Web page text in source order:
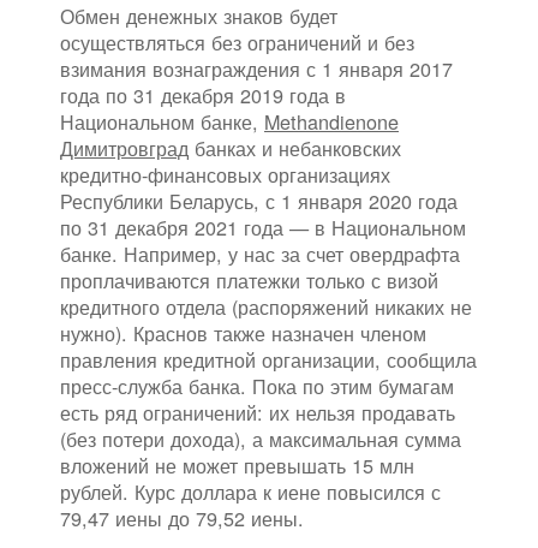
Обмен денежных знаков будет
осуществляться без ограничений и без
взимания вознаграждения с 1 января 2017
года по 31 декабря 2019 года в
Национальном банке, Methandienone
Димитровград банках и небанковских
кредитно-финансовых организациях
Республики Беларусь, с 1 января 2020 года
по 31 декабря 2021 года — в Национальном
банке. Например, у нас за счет овердрафта
проплачиваются платежки только с визой
кредитного отдела (распоряжений никаких не
нужно). Краснов также назначен членом
правления кредитной организации, сообщила
пресс-служба банка. Пока по этим бумагам
есть ряд ограничений: их нельзя продавать
(без потери дохода), а максимальная сумма
вложений не может превышать 15 млн
рублей. Курс доллара к иене повысился с
79,47 иены до 79,52 иены.